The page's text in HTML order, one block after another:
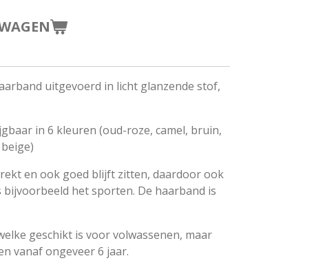
uitgevoerd in licht glanzende stof,
in 6 kleuren (oud-roze, camel, bruin,
en ook goed blijft zitten, daardoor ook
het sporten. De haarband is
geschikt is voor volwassenen, maar
vanaf ongeveer 6 jaar.